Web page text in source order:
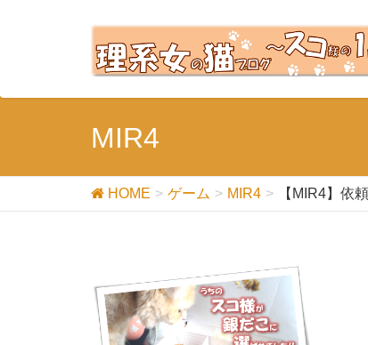
MIR4
HOME ゲーム MIR4 【MIR4】依